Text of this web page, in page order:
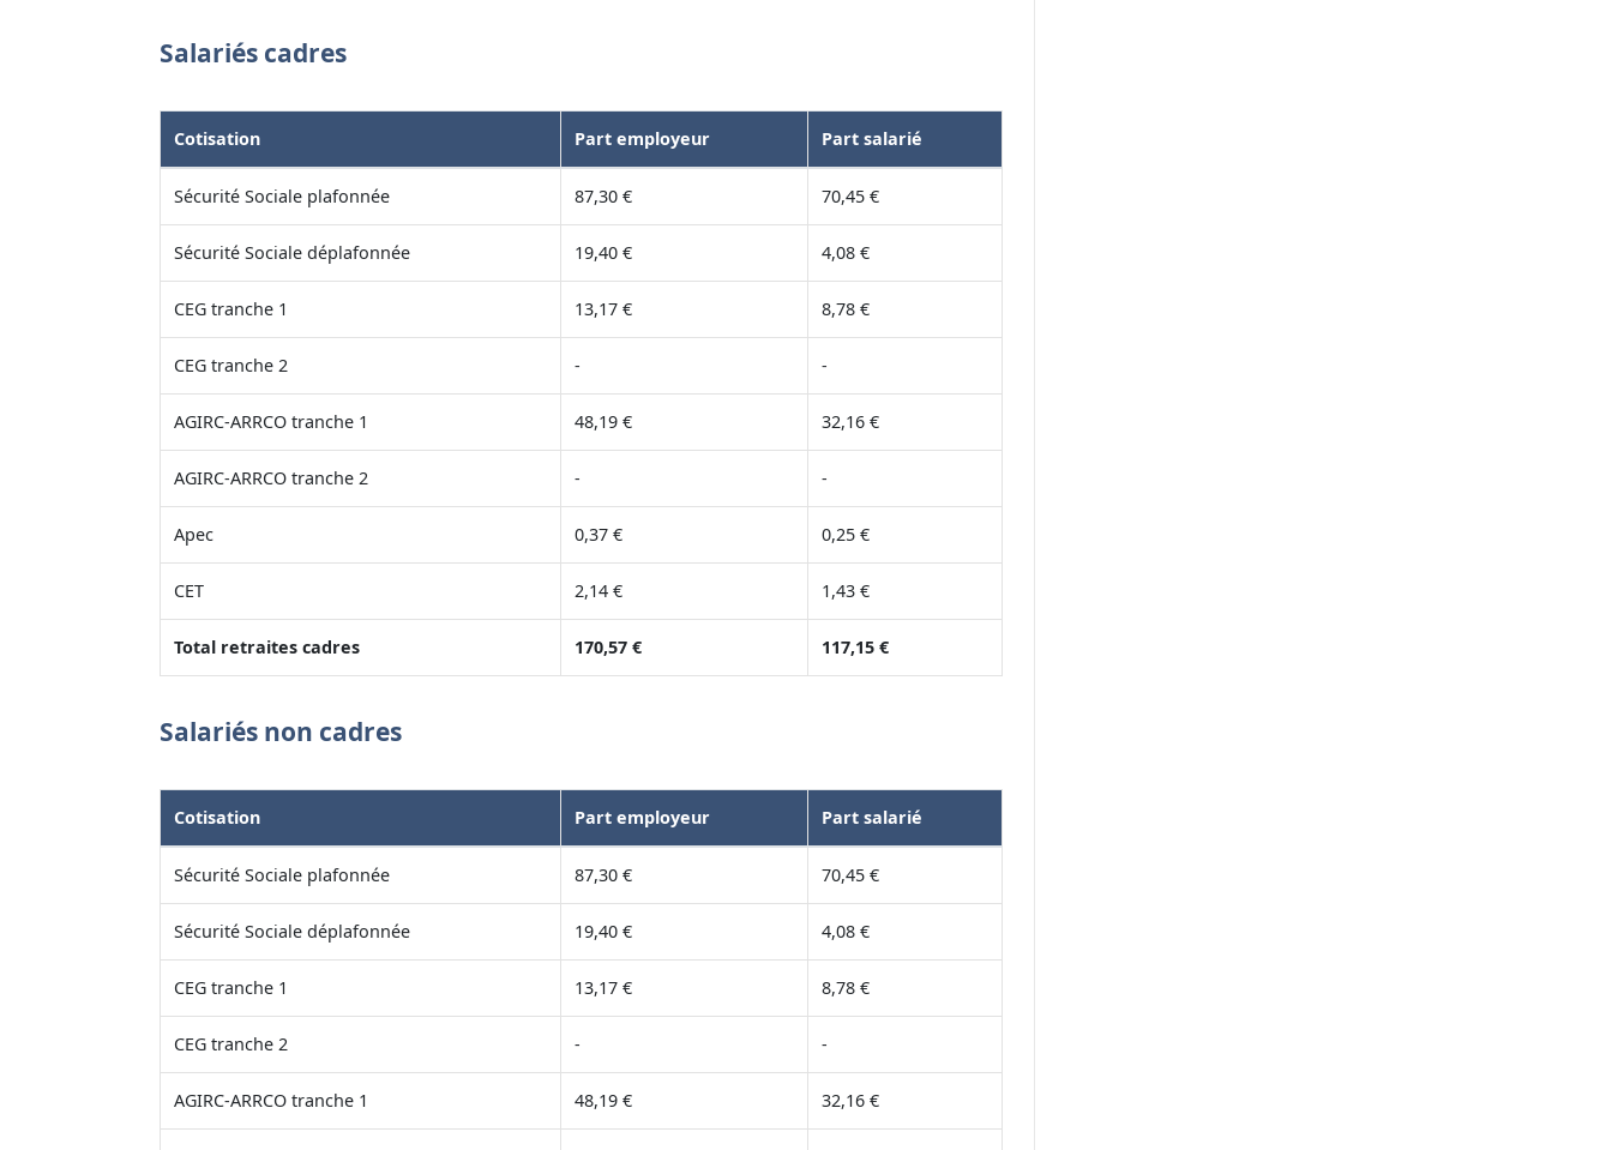
Salariés cadres
Cotisation Part employeur Part salarié
Sécurité Sociale plafonnée 87,30 € 70,45 €
Sécurité Sociale déplafonnée 19,40 € 4,08 €
CEG tranche 1 13,17 € 8,78 €
CEG tranche 2 - -
AGIRC-ARRCO tranche 1 48,19 € 32,16 €
AGIRC-ARRCO tranche 2 - -
Apec 0,37 € 0,25 €
CET 2,14 € 1,43 €
Total retraites cadres 170,57 € 117,15 €
Salariés non cadres
Cotisation Part employeur Part salarié
Sécurité Sociale plafonnée 87,30 € 70,45 €
Sécurité Sociale déplafonnée 19,40 € 4,08 €
CEG tranche 1 13,17 € 8,78 €
CEG tranche 2 - -
AGIRC-ARRCO tranche 1 48,19 € 32,16 €